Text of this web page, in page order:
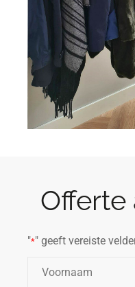
Offerte
"*" geeft vereiste
Naam